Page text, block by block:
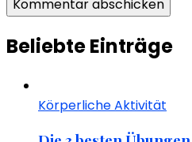
Beliebte Einträge
Körperliche Aktivität